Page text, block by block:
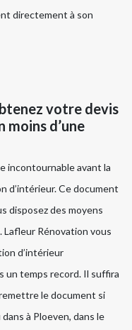
directement à son
votre devis
moins d’une
incontournable avant la
d’intérieur. Ce document
disposez des moyens
Rénovation vous
d’intérieur
un temps record. Il suffira
le document si
à Ploeven, dans le